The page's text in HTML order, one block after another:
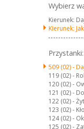
Wybierz
Kierunek:
Kierunek:
Przystanki:
509 (02) -
119 (02) -
120 (02) -
121 (02) -
122 (02) -
123 (02) -
124 (02) -
125 (02) -